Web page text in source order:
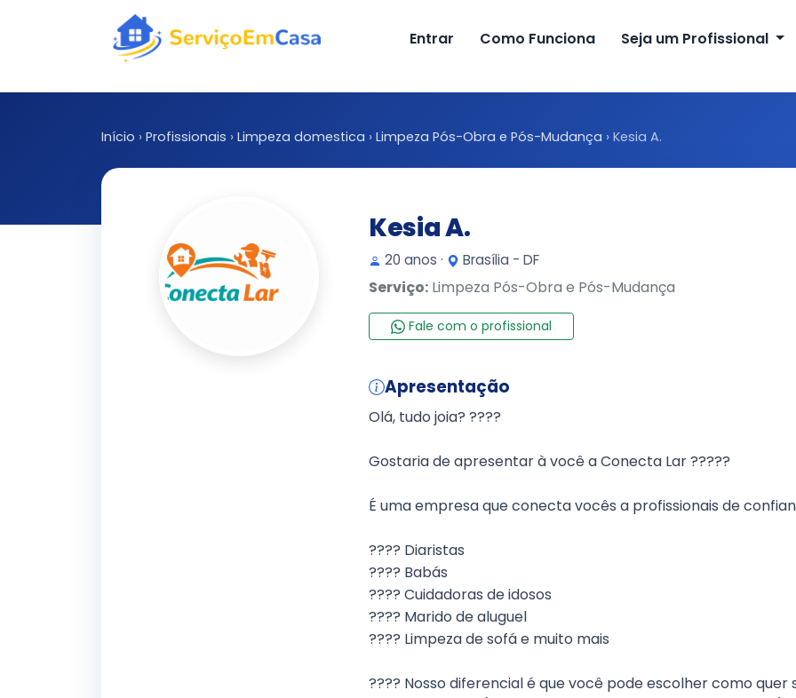
Entrar Como Funciona Seja um Profissional
Início › Profissionais › Limpeza domestica › Limpeza Pós-Obra e Pós-Mudança › Kesia A.
Kesia A.
20 anos · Brasília - DF
Serviço: Limpeza Pós-Obra e Pós-Mudança
Fale com o profissional
Apresentação
Olá, tudo joia? ????
Gostaria de apresentar à você a Conecta Lar ?????
É uma empresa que conecta vocês a profissionais de
???? Diaristas
???? Babás
???? Cuidadoras de idosos
???? Marido de aluguel
???? Limpeza de sofá e muito mais
???? Nosso diferencial é que você pode escolher como quer